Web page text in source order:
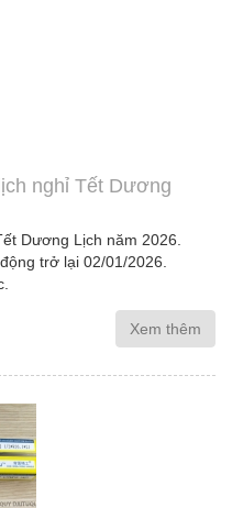
nghỉ Tết Dương
Dương Lịch năm 2026.
trở lại 02/01/2026.
Xem thêm